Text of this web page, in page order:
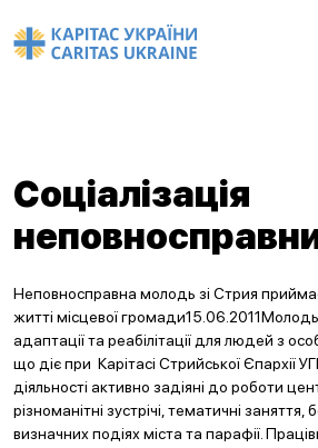
Соціалізація
Неповносправна молодь зі Стрия
житті місцевої
адаптації та реабілітації для людей з
що діє при Карітасі Стрийської Єпархії
діяльності активно задіяні до роботи
різноманітні зустрічі, тематичні заняття,
визначних подіях міста та парафії.